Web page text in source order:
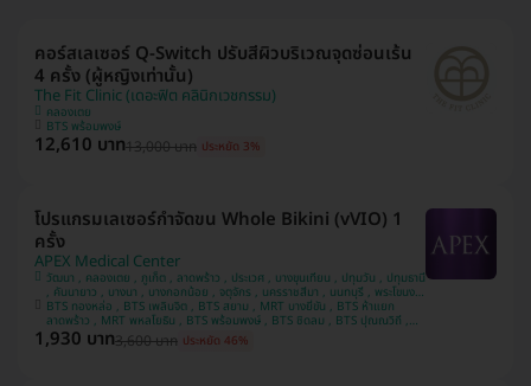
คอร์สเลเซอร์ Q-Switch ปรับสีผิวบริเวณจุดซ่อนเร้น
4 ครั้ง (ผู้หญิงเท่านั้น)
The Fit Clinic (เดอะฟิต คลินิกเวชกรรม)
คลองเตย
BTS พร้อมพงษ์
12,610 บาท13,000 บาท ประหยัด 3%
โปรแกรมเลเซอร์กำจัดขน Whole Bikini (vVIO) 1
ครั้ง
APEX Medical Center
วัฒนา , คลองเตย , ภูเก็ต , ลาดพร้าว , ประเวศ , บางขุนเทียน , ปทุมวัน , ปทุมธานี
, คันนายาว , บางนา , บางกอกน้อย , จตุจักร , นครราชสีมา , นนทบุรี , พระโขนง ,
บางรัก , ชลบุรี , ห้วยขวาง , เชียงใหม่ , พระนครศรีอยุธยา , สมุทรปราการ ,
ประจวบคีรีขันธ์ , บางคอแหลม , ยานนาวา , หลักสี่ , นครสวรรค์ , บางแค ,
BTS ทองหล่อ , BTS เพลินจิต , BTS สยาม , MRT บางยี่ขัน , BTS ห้าแยก
ลาดพร้าว , MRT พหลโยธิน , BTS พร้อมพงษ์ , BTS ชิดลม , BTS ปุณณวิถี ,
MRT สีลม , BTS ศาลาแดง , MRT พระราม 9 , MRT ลาดพร้าว 71 , MRT สาม
ย่าน , BTS นานา , MRT สุขุมวิท , BTS อโศก , BTS เจริญนคร , MRT สวนหลวง
1,930 บาท3,600 บาท ประหยัด 46%